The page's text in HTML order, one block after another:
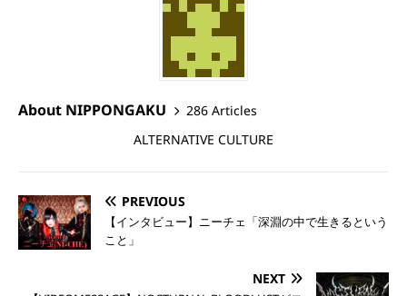
About NIPPONGAKU
286 Articles
ALTERNATIVE CULTURE
PREVIOUS
【インタビュー】ニーチェ「深淵の中で生きるという
こと」
NEXT